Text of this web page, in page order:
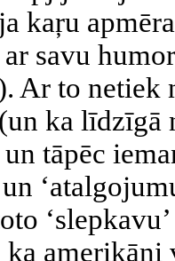
kaŗu
savu
Ar to netiek
ka
tāpēc
ka